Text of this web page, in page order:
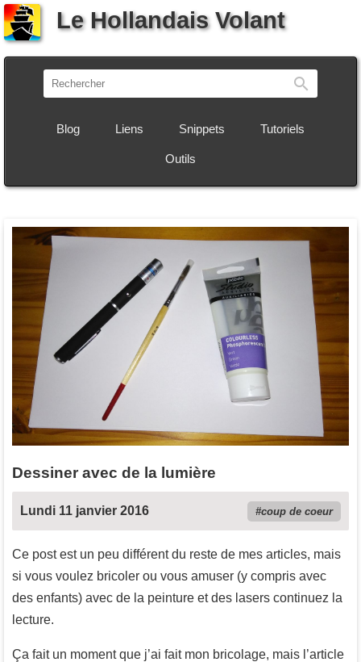
Le Hollandais Volant
Blog Liens Snippets Tutoriels
Outils
Dessiner avec de la lumière
Lundi 11 janvier 2016 coup de coeur
Ce post est un peu différent du reste de mes articles, mais
si vous voulez bricoler ou vous amuser (y compris avec
des enfants) avec de la peinture et des lasers continuez la
lecture.
Ça fait un moment que j’ai fait mon bricolage, mais l’article